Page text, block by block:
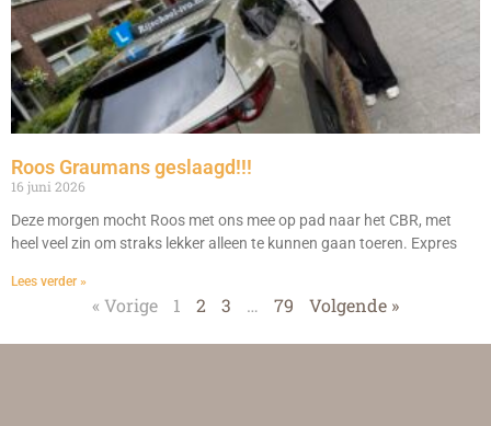
Roos Graumans geslaagd!!!
16 juni 2026
Deze morgen mocht Roos met ons mee op pad naar het CBR, met
heel veel zin om straks lekker alleen te kunnen gaan toeren. Expres
Lees verder »
« Vorige 1 2 3 … 79 Volgende »